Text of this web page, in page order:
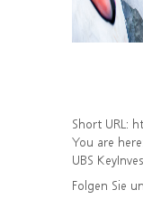
Short URL:
You are here:
UBS
Folgen Sie